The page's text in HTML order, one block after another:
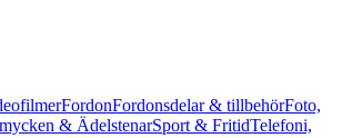
FordonFordonsdelar & tillbehörFoto,
& ÄdelstenarSport & FritidTelefoni,